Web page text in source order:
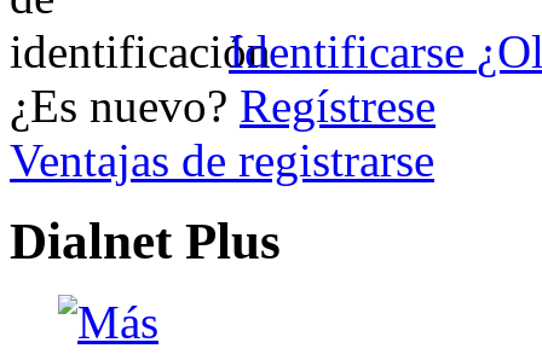
Identificarse
¿Es nuevo? Regístrese
Ventajas de registrarse
Dialnet Plus